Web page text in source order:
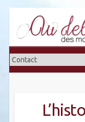
content